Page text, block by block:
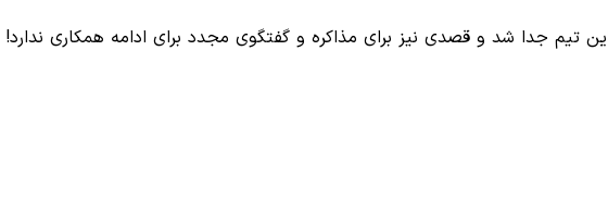
تیم جدا شد و قصدی نیز برای مذاکره و گفتگوی مجدد برای ادامه همکاری ندارد!